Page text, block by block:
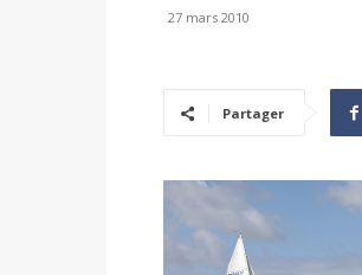
27 mars 2010
Partager